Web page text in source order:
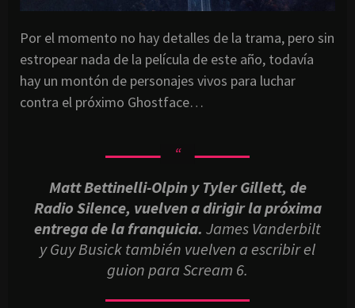
Por el momento no hay detalles de la trama, pero sin
estropear nada de la película de este año, todavía
hay un montón de personajes vivos para luchar
contra el próximo Ghostface…
Matt Bettinelli-Olpin y Tyler Gillett, de
Radio Silence, vuelven a dirigir la próxima
entrega de la franquicia. James Vanderbilt
y Guy Busick también vuelven a escribir el
guion para Scream 6.